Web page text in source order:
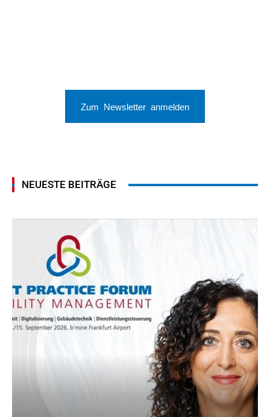
Zum Newsletter anmelden
NEUESTE BEITRÄGE